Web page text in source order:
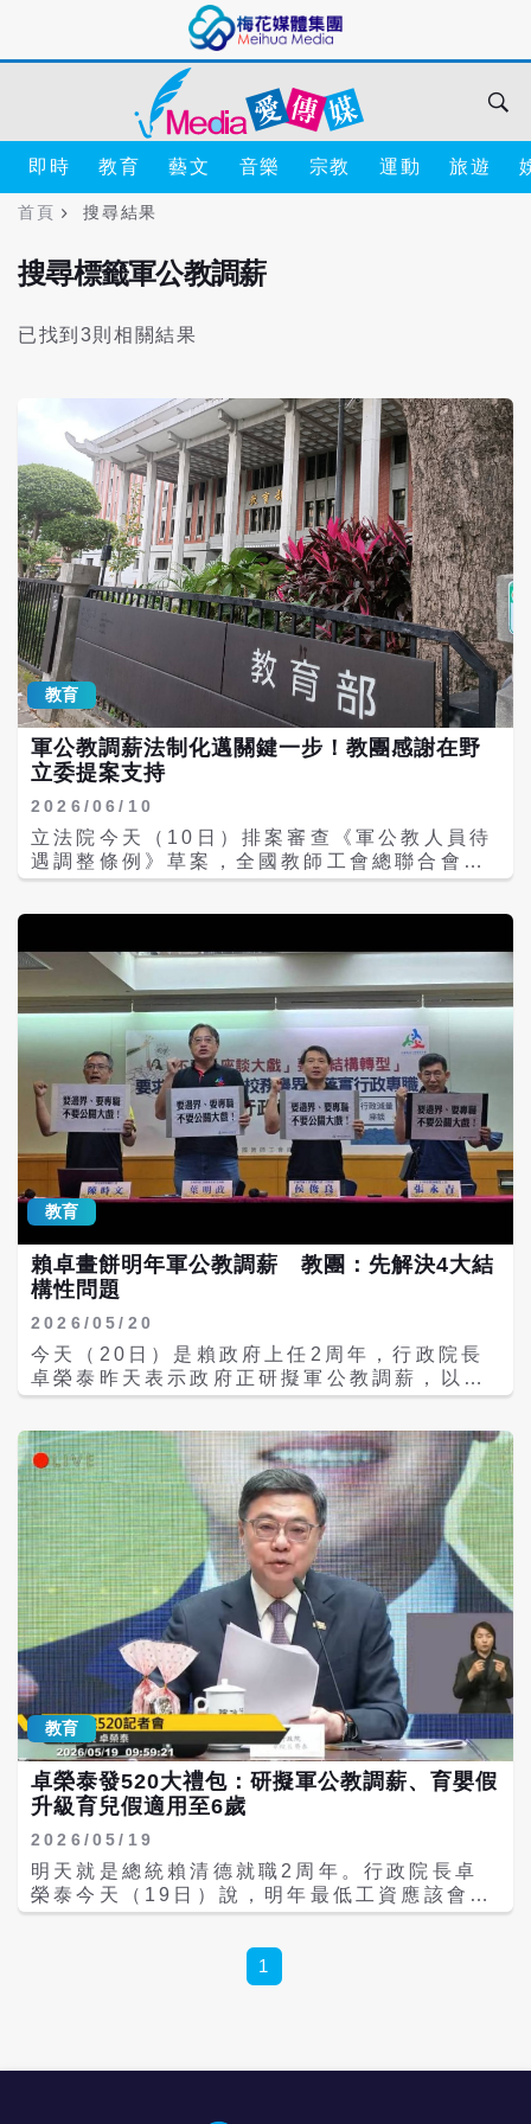
即時 教育 藝文 音樂 宗教 運動 旅遊
首頁 搜尋結果
搜尋標籤軍公教調薪
已找到3則相關結果
教育
軍公教調薪法制化邁關鍵一步！教團感謝在野
立委提案支持
2026/06/10
立法院今天（10日）排案審查《軍公教人員待
遇調整條例》草案，全國教師工會總聯合會表
示，軍公教待遇調整法制化及審議機制民主
化，是全教總自2019年以來持續倡議的重要改
法院委員會審查程序，象徵軍公教待遇調整的
制度性改革跨出關鍵一步；全教總感謝在黨黨
重視基層軍公教人員權益，積極提出法案，推
動待遇調整機制法制化。 民眾黨團、國民黨立
委翁曉玲等提案《軍公教人員待遇調整條例草
案》，要求軍公教調薪法制化，未來只要CPI
累積成長率達到3％，就須啟動調薪；或至少
每4年定期檢討，且調幅絕對不能低於通膨的
1/2。 全教總表示，現行軍公教待遇審議機制
長期由行政部門主導，審議委員會雖有教育主
管機關及學者專家參與，真正受到待遇決策影
響的基層教師及其組織，卻沒有正式參與席
次。審議過程及決策依據也欠缺充分公開，不
僅基層人員難以表達意見，社會各界亦無從有
效監督。 全教總理事長葉青芪指出，薪資不僅
關係個人的實質生活水準，更反映國家對專業
動條件改善，是民主社會的重要價值；政府做
為軍公教人員的雇主，更應帶頭落實民主參與
進入待遇審議機制，提升制度正當性與社會信
任。 全教總特別感謝民眾黨團及國民黨立委翁
曉玲、鄭天財、王鴻薇等所提版本，採納全教
總長期主張，將客觀經濟指標及基層代表參與
納入制度設計。全教總期待透過法制化，建立
客觀、合理、透明且可預測的待遇調整機制，
將經濟成長率、消費者物價指數、民間薪資水
準及政府財政狀況等因素，明確納入評估標
準。
教育
賴卓畫餅明年軍公教調薪 教團：先解決4大結
構性問題
2026/05/20
今天（20日）是賴政府上任2周年，行政院長
卓榮泰昨天表示政府正研擬軍公教調薪，以回
應社會期待；不過全國教師工會總聯合會表
層出不窮、日益嚴峻，政府應同時推動「調薪
法制化」、「廢除校事會議」、「增置校安人
力」、嚴肅面對師資荒」等4大結構性改革，
才能真正留住人才、守護教育品質。 調薪法制
化、終結黑箱審議方面，全教總指出，過去10
年，台灣人均GDP成長逾9成，軍公教調幅卻
不到15％，實質購買力遭物價與通膨雙重侵
蝕。更荒謬的是，調薪與否全憑政治氛圍與聖
裁，缺乏與經濟成長率、CPI連動的科學公
式。全教總要求，政府應儘速制定《軍公教待
遇調整條例》，明定客觀調薪指標，並將基層
公教代表納入審議機制，終結恩給式思維。 其
次是廢除校事會議，回歸專業調查。全教總指
出，校園濫訴問題加劇，調查不公、程序繁
冗，教師動輒得咎，校園怨聲載道，在各界積
極倡議下，立法院終於三讀通過《教師法》第
資。但正義不僅止於撥補金錢，而應是真正還
給校園應有的專業與清靜。全教總再次要求教
育部應檢討校事會議制度，從源頭根除校園濫
盾。校園霸凌、暴力事件頻傳，教育部卻年年
編列數千萬「媒體宣導費」粉飾太平。全教總
教育
卓榮泰發520大禮包：研擬軍公教調薪、育嬰假
升級育兒假適用至6歲
2026/05/19
明天就是總統賴清德就職2周年。行政院長卓
榮泰今天（19日）說，明年最低工資應該會突
破新台幣3萬元，行政院也研擬在這樣前提之
程支持，並將彈性育嬰假升級為育兒假適用年
1